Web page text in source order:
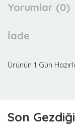
Yorumlar (0)
İade
Ürünün 1 Gün
Son